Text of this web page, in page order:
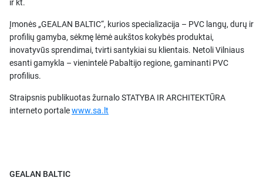
ir kt.
Įmonės „GEALAN BALTIC“, kurios specializacija – PVC langų, durų ir
profilių gamyba, sėkmę lėmė aukštos kokybės produktai,
inovatyvūs sprendimai, tvirti santykiai su klientais. Netoli Vilniaus
esanti gamykla – vienintelė Pabaltijo regione, gaminanti PVC
profilius.
Straipsnis publikuotas žurnalo STATYBA IR ARCHITEKTŪRA
interneto portalewww.sa.lt
GEALAN BALTIC